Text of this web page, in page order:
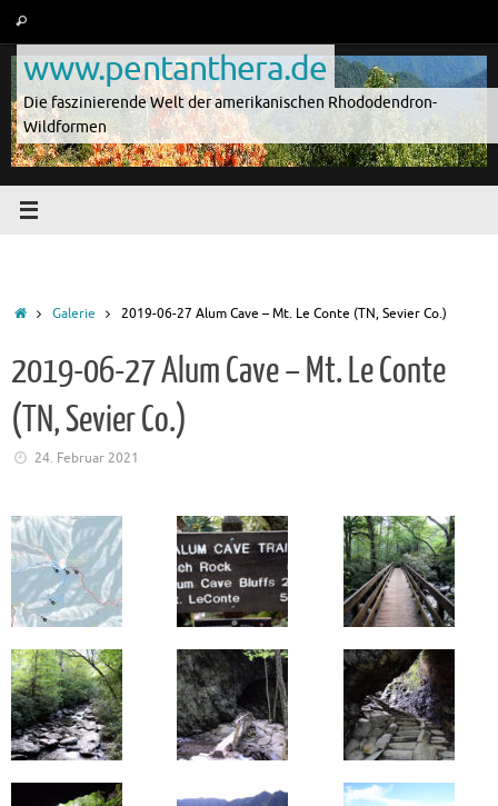
springen
Suchen
www.pentanthera.de
Die faszinierende Welt der amerikanischen Rhododendron-
Wildformen
StartGalerie 2019-06-27 Alum Cave – Mt. Le Conte (TN, Sevier Co.)
2019-06-27 Alum Cave – Mt. Le Conte
(TN, Sevier Co.)
24. Februar 2021